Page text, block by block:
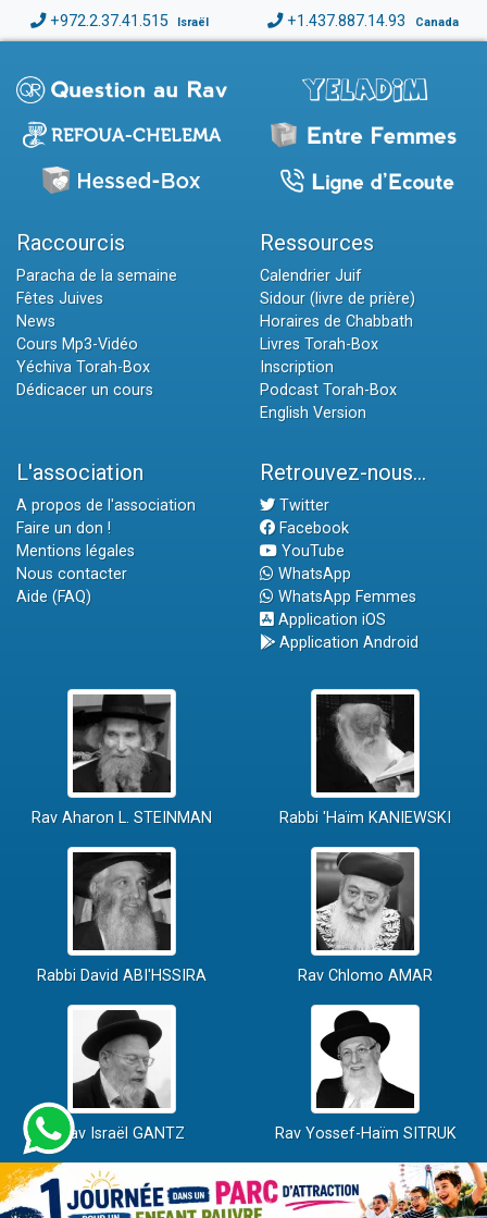
+972.2.37.41.515 Israël +1.437.887.14.93 Canada
Raccourcis
Paracha de la semaine
Fêtes Juives
News
Cours Mp3-Vidéo
Yéchiva Torah-Box
Dédicacer un cours
Ressources
Calendrier Juif
Sidour (livre de prière)
Horaires de Chabbath
Livres Torah-Box
Inscription
Podcast Torah-Box
English Version
L'association
A propos de l'association
Faire un don !
Mentions légales
Nous contacter
Aide (FAQ)
Retrouvez-nous...
Twitter
Facebook
YouTube
WhatsApp
WhatsApp Femmes
Application iOS
Application Android
Rav Aharon L. STEINMAN Rabbi 'Haïm KANIEWSKI
Rabbi David ABI'HSSIRA Rav Chlomo AMAR
Rav Israël GANTZ Rav Yossef-Haïm SITRUK